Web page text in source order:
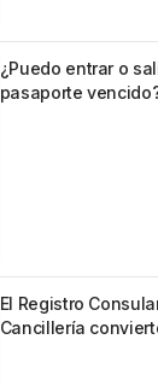
¿Puedo entrar o
pasaporte
El Registro
Cancillería